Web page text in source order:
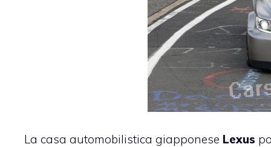
La casa automobilistica giapponese Lexus